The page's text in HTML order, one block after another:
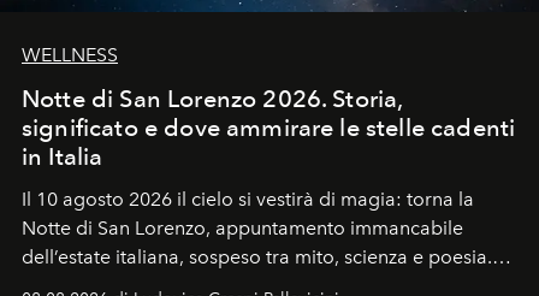
WELLNESS
Notte di San Lorenzo 2026. Storia,
significato e dove ammirare le stelle cadenti
in Italia
Il 10 agosto 2026 il cielo si vestirà di magia: torna la
Notte di San Lorenzo, appuntamento immancabile
dell’estate italiana, sospeso tra mito, scienza e poesia.
Sarà il momento in cui gli occhi si alzano verso la volta